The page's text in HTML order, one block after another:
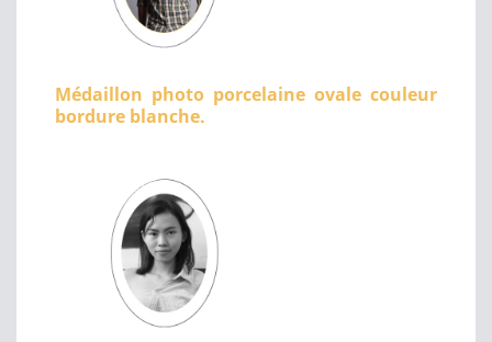
Médaillon photo porcelaine ovale couleur
bordure blanche.